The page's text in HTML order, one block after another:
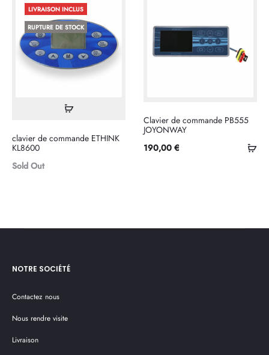
LIVRAISON INCLUS
RUPTURE DE STOCK
Lire
suite
clavier de commande ETHINK
KL8600
Sold Out
Clavier de commande PB555
JOYONWAY
190,00 €
NOTRE SOCIÉTÉ
Contactez nous
Nous rendre visite
Livraison